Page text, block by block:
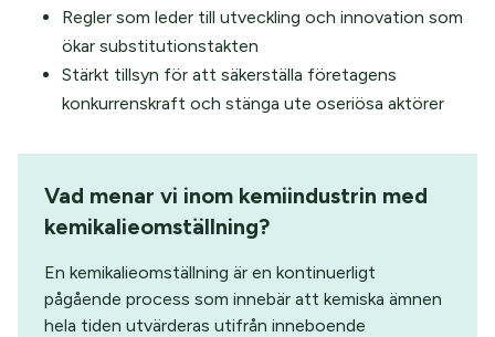
Regler som leder till utveckling och innovation som
ökar substitutionstakten
Stärkt tillsyn för att säkerställa företagens
konkurrenskraft och stänga ute oseriösa aktörer
Vad menar vi inom kemiindustrin med
kemikalieomställning?
En kemikalieomställning är en kontinuerligt
pågående process som innebär att kemiska ämnen
hela tiden utvärderas utifrån inneboende